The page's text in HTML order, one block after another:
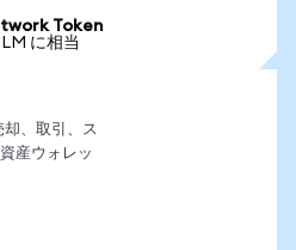
Token
に相当
、取引、ス
産ウォレッ